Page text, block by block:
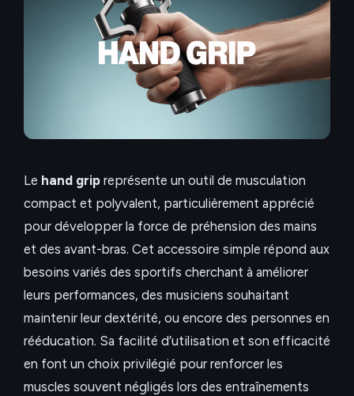
Le hand grip représente un outil de musculation
compact et polyvalent, particulièrement apprécié
pour développer la force de préhension des mains
et des avant-bras. Cet accessoire simple répond aux
besoins variés des sportifs cherchant à améliorer
leurs performances, des musiciens souhaitant
maintenir leur dextérité, ou encore des personnes en
rééducation. Sa facilité d’utilisation et son efficacité
en font un choix privilégié pour renforcer les
muscles souvent négligés lors des entraînements